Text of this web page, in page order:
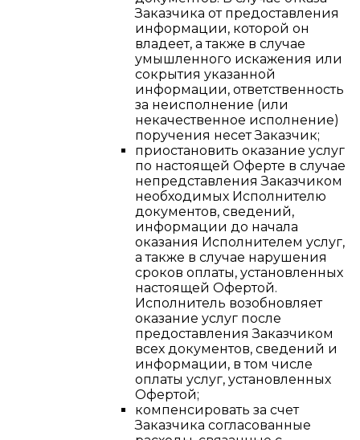
Заказчика от предоставления
информации, которой он
владеет, а также в случае
умышленного искажения или
сокрытия указанной
информации, ответственность
за неисполнение (или
некачественное исполнение)
поручения несет Заказчик;
приостановить оказание услуг
по настоящей Оферте в случае
непредставления Заказчиком
необходимых Исполнителю
документов, сведений,
информации до начала
оказания Исполнителем услуг,
а также в случае нарушения
сроков оплаты, установленных
настоящей Офертой.
Исполнитель возобновляет
оказание услуг после
предоставления Заказчиком
всех документов, сведений и
информации, в том числе
оплаты услуг, установленных
Офертой;
компенсировать за счет
Заказчика согласованные